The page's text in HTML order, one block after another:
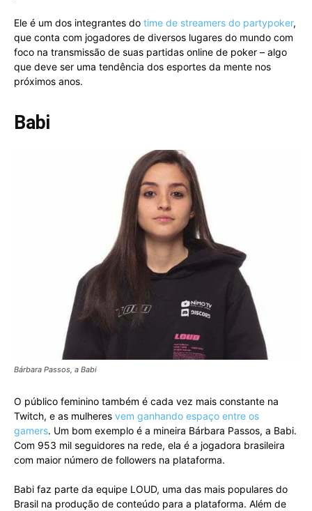
Ele é um dos integrantes do time de streamers do partypoker,
que conta com jogadores de diversos lugares do mundo com
foco na transmissão de suas partidas online de poker – algo
que deve ser uma tendência dos esportes da mente nos
próximos anos.
Babi
Bárbara Passos, a Babi
O público feminino também é cada vez mais constante na
Twitch, e as mulheres vem ganhando espaço entre os
gamers. Um bom exemplo é a mineira Bárbara Passos, a Babi.
Com 953 mil seguidores na rede, ela é a jogadora brasileira
com maior número de followers na plataforma.
Babi faz parte da equipe LOUD, uma das mais populares do
Brasil na produção de conteúdo para a plataforma. Além de